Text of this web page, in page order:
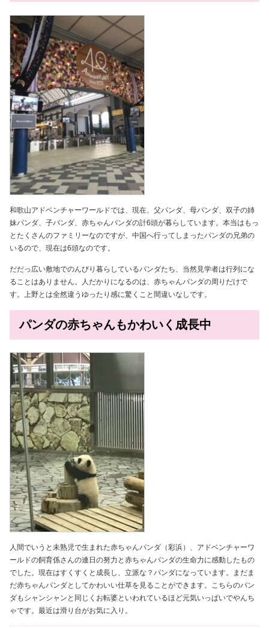
和歌山アドベンチャーワールドでは、現在、父パンダ、母パンダ、双子の姉
妹パンダ、子パンダ、赤ちゃんパンダの計6頭が暮らしています。本当はもっ
とたくさんのファミリーなのですが、中国へ行ってしまったパンダの兄弟の
いるので、現在は6頭なのです。
だだっ広い敷地でのんびり暮らしているパンダたち、当然見学者は行列にな
ることはありません。人だかりになるのは、赤ちゃんパンダの周りだけで
す。上野とは全然違うゆったり感に驚くこと間違いなしです。
パンダの赤ちゃんもかわいく成長中
人間でいうと未熟児で生まれた赤ちゃんパンダ（彩浜）、アドベンチャーワ
ールドの飼育係さんの連日の努力と赤ちゃんパンダの生命力に感動したもの
でした。現在はすくすくと成長し、立派な？パンダになっています。まだま
だ赤ちゃんパンダとしてかわいい仕草を見ることができます。こちらのパン
ダもシャンシャンと同じくお転婆といわれているほど元気いっぱいでやんち
ゃです。最近は滑り台がお気に入り。